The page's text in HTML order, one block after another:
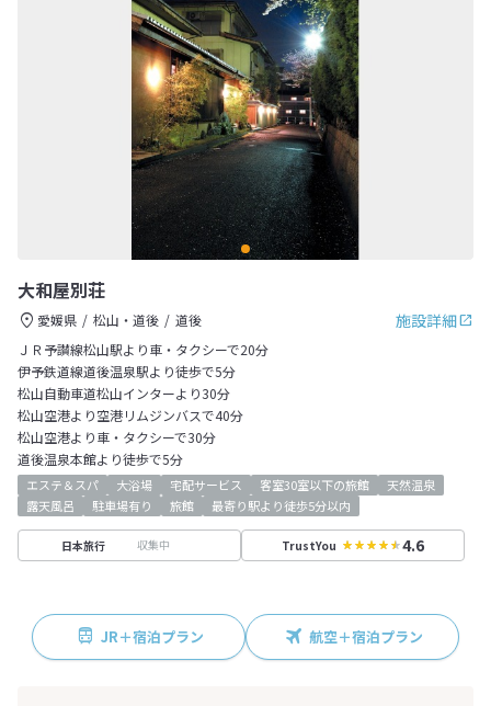
大和屋別荘
施設詳細
愛媛県 松山・道後
道後
ＪＲ予讃線松山駅より車・タクシーで20分
伊予鉄道線道後温泉駅より徒歩で5分
松山自動車道松山インターより30分
松山空港より空港リムジンバスで40分
松山空港より車・タクシーで30分
道後温泉本館より徒歩で5分
エステ＆スパ 大浴場 宅配サービス 客室30室以下の旅館
天然温泉
露天風呂
駐車場有り 旅館 最寄り駅より徒歩5分以内
日本旅行 収集中 TrustYou 4.6
JR＋宿泊プラン 航空＋宿泊プラン